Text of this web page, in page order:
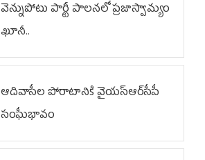
వెన్నుపోటు పార్టీ పాలనలో ప్రజాస్వామ్యం
ఖూనీ..
ఆదివాసీల పోరాటానికి వైయ‌స్ఆర్‌సీపీ
సంఘీభావం